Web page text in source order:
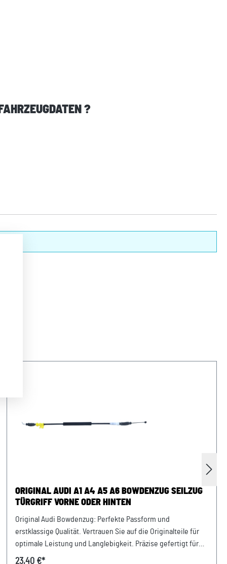
?
ORIGINAL AUDI A1 A4 A5 A6 BOWDENZUG SEILZUG
TÜRGRIFF VORNE ODER HINTEN
Original Audi Bowdenzug: Perfekte Passform und
erstklassige Qualität. Vertrauen Sie auf die Originalteile für
optimale Leistung und Langlebigkeit. Präzise gefertigt für
exakte Funktion und einfache Installation. Setzen Sie auf
23,40 €*